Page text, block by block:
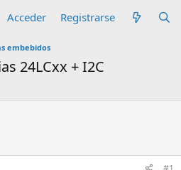
Acceder Registrarse
embebidos
24LCxx + I2C